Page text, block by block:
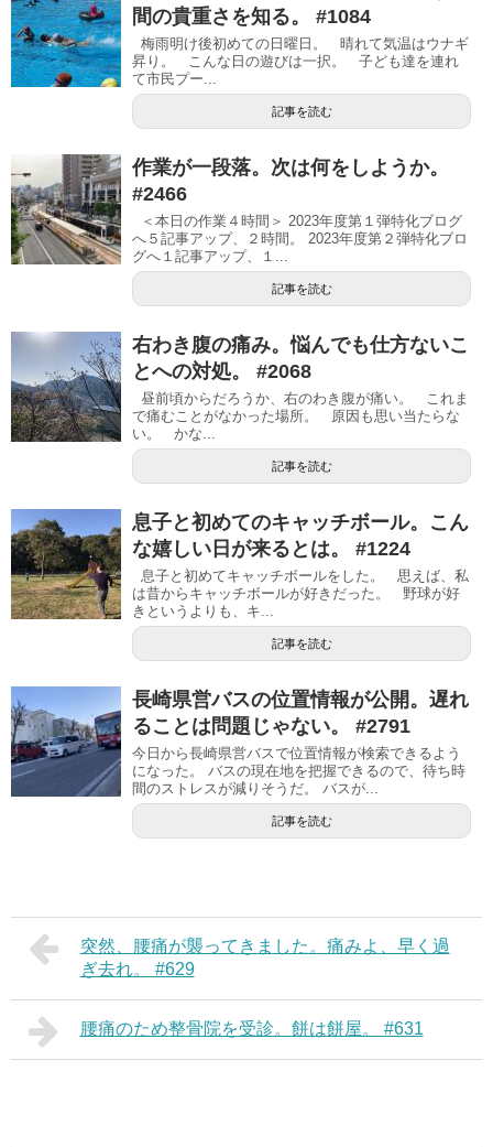
間の貴重さを知る。 #1084
梅雨明け後初めての日曜日。 晴れて気温はウナギ
昇り。 こんな日の遊びは一択。 子ども達を連れ
て市民プー...
記事を読む
作業が一段落。次は何をしようか。
#2466
＜本日の作業４時間＞ 2023年度第１弾特化ブログ
へ５記事アップ、２時間。 2023年度第２弾特化ブロ
グへ１記事アップ、１...
記事を読む
右わき腹の痛み。悩んでも仕方ないこ
とへの対処。 #2068
昼前頃からだろうか、右のわき腹が痛い。 これま
で痛むことがなかった場所。 原因も思い当たらな
い。 かな...
記事を読む
息子と初めてのキャッチボール。こん
な嬉しい日が来るとは。 #1224
息子と初めてキャッチボールをした。 思えば、私
は昔からキャッチボールが好きだった。 野球が好
きというよりも、キ...
記事を読む
長崎県営バスの位置情報が公開。遅れ
ることは問題じゃない。 #2791
今日から長崎県営バスで位置情報が検索できるよう
になった。 バスの現在地を把握できるので、待ち時
間のストレスが減りそうだ。 バスが...
記事を読む
突然、腰痛が襲ってきました。痛みよ、早く過
ぎ去れ。 #629
腰痛のため整骨院を受診。餅は餅屋。 #631